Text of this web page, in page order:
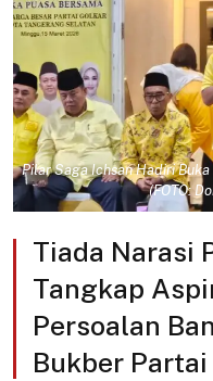
Pilar Saga Ichsan Hadiri
(FOTO:
Tiada Narasi
Tangkap
Persoalan
Bukber Partai